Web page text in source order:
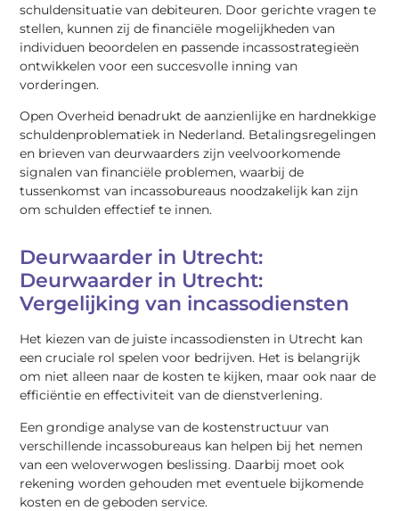
schuldensituatie van debiteuren. Door gerichte vragen te
stellen, kunnen zij de financiële mogelijkheden van
individuen beoordelen en passende incassostrategieën
ontwikkelen voor een succesvolle inning van
vorderingen.
Open Overheid benadrukt de aanzienlijke en hardnekkige
schuldenproblematiek in Nederland. Betalingsregelingen
en brieven van deurwaarders zijn veelvoorkomende
signalen van financiële problemen, waarbij de
tussenkomst van incassobureaus noodzakelijk kan zijn
om schulden effectief te innen.
Deurwaarder in Utrecht:
Deurwaarder in Utrecht:
Vergelijking van incassodiensten
Het kiezen van de juiste incassodiensten in Utrecht kan
een cruciale rol spelen voor bedrijven. Het is belangrijk
om niet alleen naar de kosten te kijken, maar ook naar de
efficiëntie en effectiviteit van de dienstverlening.
Een grondige analyse van de kostenstructuur van
verschillende incassobureaus kan helpen bij het nemen
van een weloverwogen beslissing. Daarbij moet ook
rekening worden gehouden met eventuele bijkomende
kosten en de geboden service.